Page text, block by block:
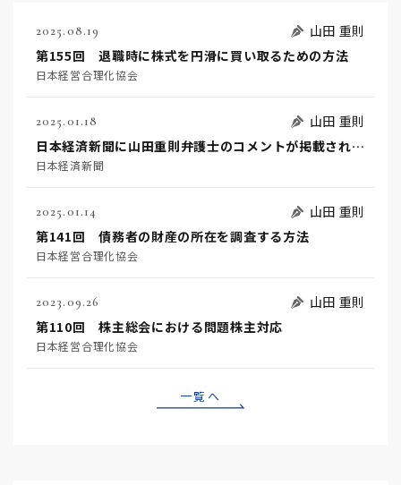
2025.08.19
山田 重則
第155回 退職時に株式を円滑に買い取るための方法
日本経営合理化協会
2025.01.18
山田 重則
日本経済新聞に山田重則弁護士のコメントが掲載されました
日本経済新聞
2025.01.14
山田 重則
第141回 債務者の財産の所在を調査する方法
日本経営合理化協会
2023.09.26
山田 重則
第110回 株主総会における問題株主対応
日本経営合理化協会
一覧へ